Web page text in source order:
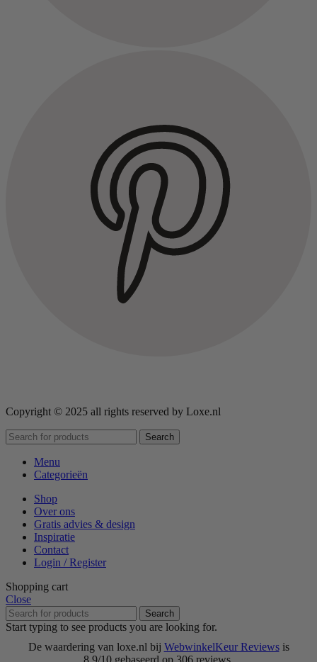
Copyright © 2025 all rights reserved by Loxe.nl
Search
Menu
Categorieën
Shop
Over ons
Gratis advies & design
Inspiratie
Contact
Login / Register
Shopping cart
Close
Search
Start typing to see products you are looking for.
De waardering van loxe.nl bij WebwinkelKeur Reviewsis
8.9/10 gebaseerd op 306 reviews.